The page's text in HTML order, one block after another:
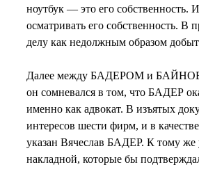
ноутбук — это его собственность.
осматривать его собственность.
делу как недолжным образом
Далее между БАДЕРОМ и
он сомневался в том, что БАДЕР
именно как адвокат. В изъятых
интересов шести фирм, и в
указан Вячеслав БАДЕР. К тому
накладной, которые бы